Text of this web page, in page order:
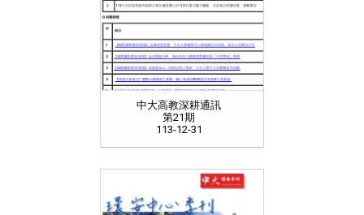
中大高教深耕通訊
第21期
113-12-31